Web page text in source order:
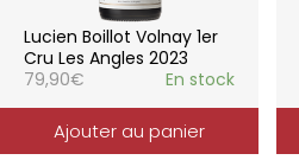
Lucien Boillot Volnay 1er
Cru Les Angles 2023
79,90€ En stock
Ajouter au panier